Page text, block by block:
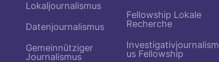
Lokaljournalismus
Datenjournalismus
Gemeinnütziger
Journalismus
Fellowship Lokale
Recherche
Investigativjournalism
us Fellowship